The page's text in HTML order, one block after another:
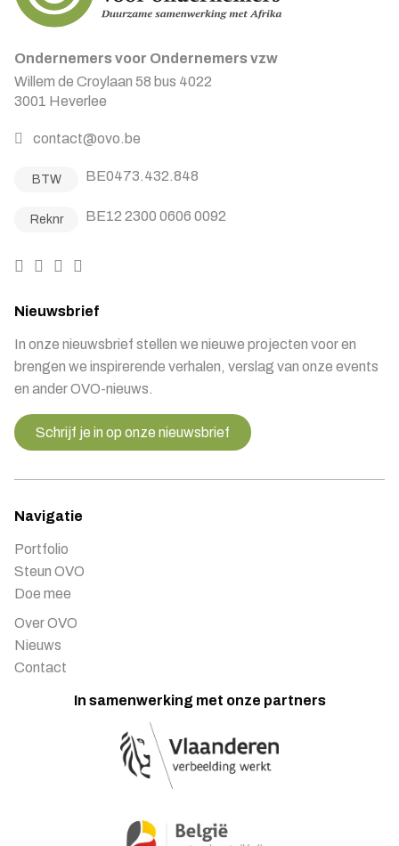
Ondernemers voor Ondernemers vzw
Willem de Croylaan 58 bus 4022
3001 Heverlee
contact@ovo.be
BTW BE0473.432.848
Reknr BE12 2300 0606 0092
Nieuwsbrief
In onze nieuwsbrief stellen we nieuwe projecten voor en
brengen we inspirerende verhalen, verslag van onze events
en ander OVO-nieuws.
Schrijf je in op onze nieuwsbrief
Navigatie
Portfolio
Steun OVO
Doe mee
Over OVO
Nieuws
Contact
In samenwerking met onze partners